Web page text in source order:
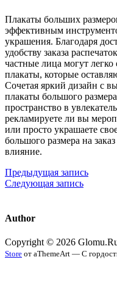
Плакаты больших
эффективным
украшения. Благодаря
удобству заказа
частные лица могут
плакаты, которые
Сочетая яркий дизайн с
плакаты большого
пространство в
рекламируете ли вы
или просто украшаете
большого размера на
влияние.
Предыдущая запись
Следующая запись
Author
Copyright © 2026
Store от aThemeArt — С